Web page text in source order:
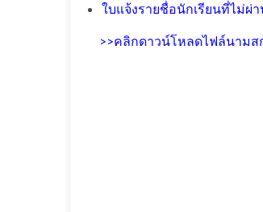
ใบแจ้งรายชื่อนักเรียนที่ไม่ผ่
>>คลิกดาวน์โหลดไฟล์นามส